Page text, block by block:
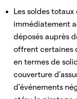
Les soldes
immédiatement
déposés auprès
offrent certaines
en termes de
couverture
d’événements